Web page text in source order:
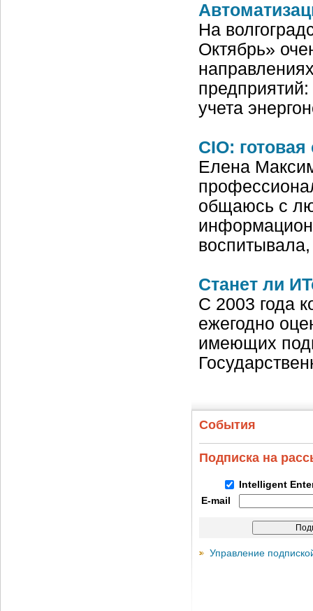
На
Октябрь»
учета
CIO:
Елена
общаюсь с
Станет ли
С 2003 года
ежегодно
имеющих
События
Подписка на
Intelligent
E-mail
Управление